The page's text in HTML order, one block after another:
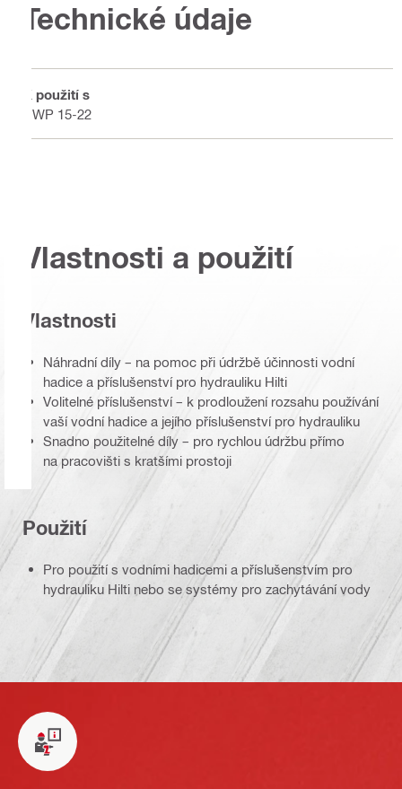
Technické údaje
K použití s
DWP 15-22
Vlastnosti a použití
Vlastnosti
Náhradní díly – na pomoc při údržbě účinnosti vodní
hadice a příslušenství pro hydrauliku Hilti
Volitelné příslušenství – k prodloužení rozsahu používání
vaší vodní hadice a jejího příslušenství pro hydrauliku
Snadno použitelné díly – pro rychlou údržbu přímo
na pracovišti s kratšími prostoji
Použití
Pro použití s vodními hadicemi a příslušenstvím pro
hydrauliku Hilti nebo se systémy pro zachytávání vody